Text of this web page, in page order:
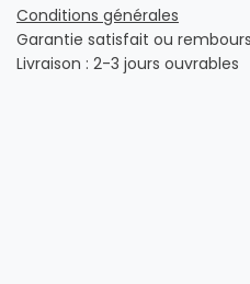
Conditions générales
Garantie satisfait ou
Livraison : 2-3 jours ouvrables